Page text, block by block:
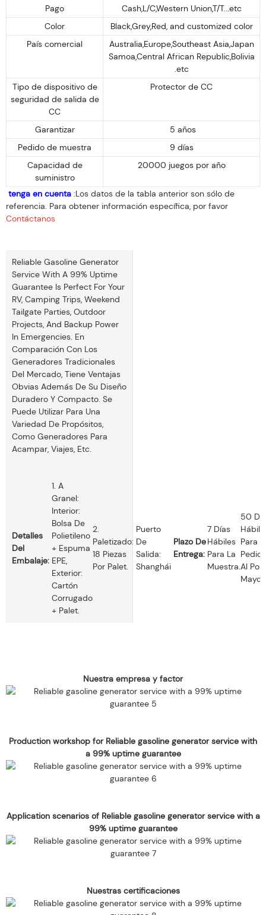
Pago
Cash,L/C,Western Union,T/T...etc
Color
Black,Grey,Red, and customized color
País comercial
Australia,Europe,Southeast Asia,Japan
Samoa,Central African Republic,Bolivia
.etc
Tipo de dispositivo de
seguridad de salida de
CC
Protector de CC
Garantizar
5 años
Pedido de muestra
9 días
Capacidad de
suministro
20000 juegos por año
tenga en cuenta :Los datos de la tabla anterior son sólo de
referencia. Para obtener información específica, por favor
Contáctanos
Reliable Gasoline Generator
Service With A 99% Uptime
Guarantee Is Perfect For Your
RV, Camping Trips, Weekend
Tailgate Parties, Outdoor
Projects, And Backup Power
In Emergencies. En
Comparación Con Los
Generadores Tradicionales
Del Mercado, Tiene Ventajas
Obvias Además De Su Diseño
Duradero Y Compacto. Se
Puede Utilizar Para Una
Variedad De Propósitos,
Como Generadores Para
Acampar, Viajes, Etc.
Detalles
Del
Embalaje:
1. A
Granel:
Interior:
Bolsa De
Polietileno
+ Espuma
EPE,
Exterior:
Cartón
Corrugado
+ Palet.
2.
Paletizado:
18 Piezas
Por Palet.
Puerto
De
Salida:
Shanghái
Plazo De
Entrega:
7 Días
Hábiles
Para La
Muestra.
50
Para
Al Por
Mayor.
Nuestra empresa y factor
Production workshop for Reliable gasoline generator service with
a 99% uptime guarantee
Application scenarios of Reliable gasoline generator service with a
99% uptime guarantee
Nuestras certificaciones